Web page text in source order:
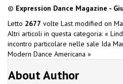
© Expression Dance Magazine -
Letto 2677 volte Last modified on
Altri articoli in questa categoria: «
incontro particolare nelle sale Ida
Modern Dance Americana »
About Author